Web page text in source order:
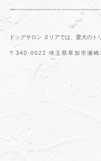
ドッグサロン ヌリアでは、愛犬の
〒340-0022 埼玉県草加市瀬